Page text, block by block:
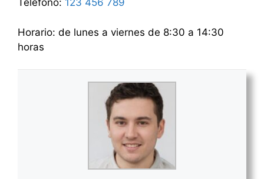
Teléfono: 123 456 789
Horario: de lunes a viernes de 8:30 a 14:30
horas